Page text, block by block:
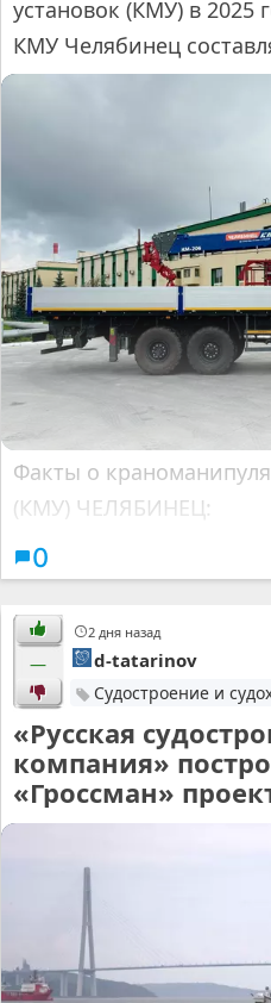
установок (КМУ) в 2025
КМУ Челябинец
Факты о
(КМУ) ЧЕЛЯБИНЕЦ:
0
2 дня назад
— d-tatarinov
Судостроение и
«Русская
компания»
«Гроссман»